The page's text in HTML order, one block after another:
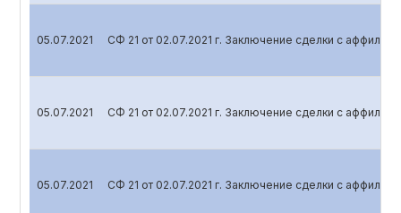
05.07.2021 СФ 21 от 02.07.2021 г. Заключение сделки с
05.07.2021 СФ 21 от 02.07.2021 г. Заключение сделки с
05.07.2021 СФ 21 от 02.07.2021 г. Заключение сделки с